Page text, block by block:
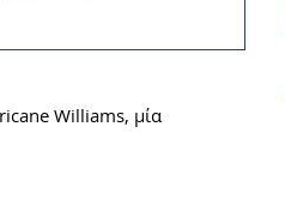
Williams, μία